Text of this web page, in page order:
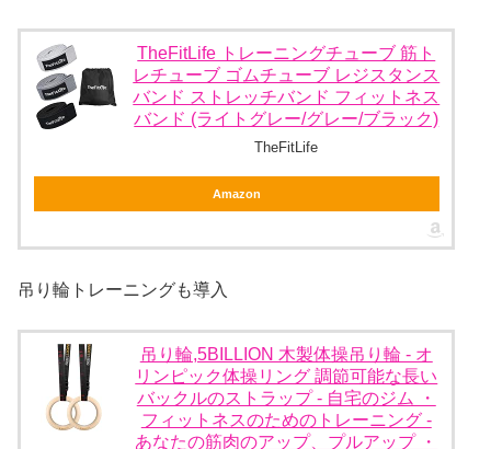
TheFitLife トレーニングチューブ 筋ト
レチューブ ゴムチューブ レジスタンス
バンド ストレッチバンド フィットネス
バンド (ライトグレー/グレー/ブラック)
TheFitLife
Amazon
吊り輪トレーニングも導入
吊り輪,5BILLION 木製体操吊り輪 - オ
リンピック体操リング 調節可能な長い
バックルのストラップ - 自宅のジム ・
フィットネスのためのトレーニング -
あなたの筋肉のアップ、プルアップ ・